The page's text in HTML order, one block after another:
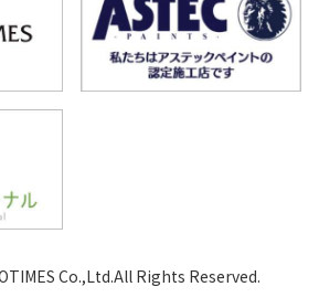
Co.,Ltd.All Rights Reserved.